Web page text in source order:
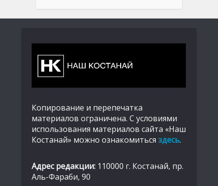
Копирование и перепечатка
материалов ограничена. С условиями
использования материалов сайта «Наш
Костанай» можно ознакомиться здесь.
Адрес редакции: 110000 г. Костанай, пр.
Аль-Фараби, 90